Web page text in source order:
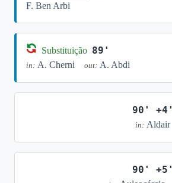
F. Ben Arbi
Substituição 89'
in: A. Cherni out: A. Abdi
90' +4'
in: Aldair
90' +5'